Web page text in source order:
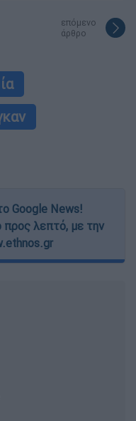
επόμενο
άρθρο
Google News!
προς λεπτό, με την